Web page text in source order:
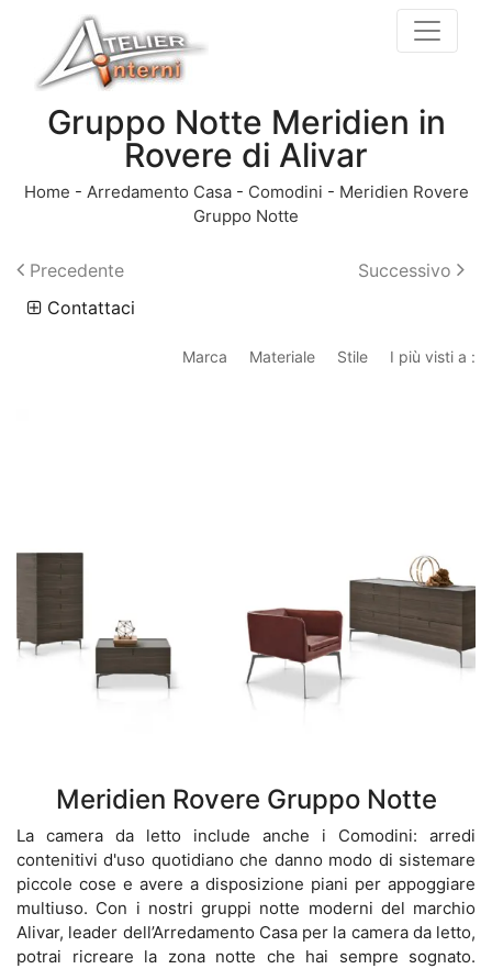
Gruppo Notte Meridien in
Rovere di Alivar
Home - Arredamento Casa- Comodini - Meridien Rovere
Gruppo Notte
Precedente
Successivo
Contattaci
Marca Materiale Stile I più visti a :
Meridien Rovere Gruppo Notte
La camera da letto include anche i Comodini: arredi
contenitivi d'uso quotidiano che danno modo di sistemare
piccole cose e avere a disposizione piani per appoggiare
multiuso. Con i nostri gruppi notte moderni del marchio
Alivar, leader dell’Arredamento Casa per la camera da letto,
potrai ricreare la zona notte che hai sempre sognato.